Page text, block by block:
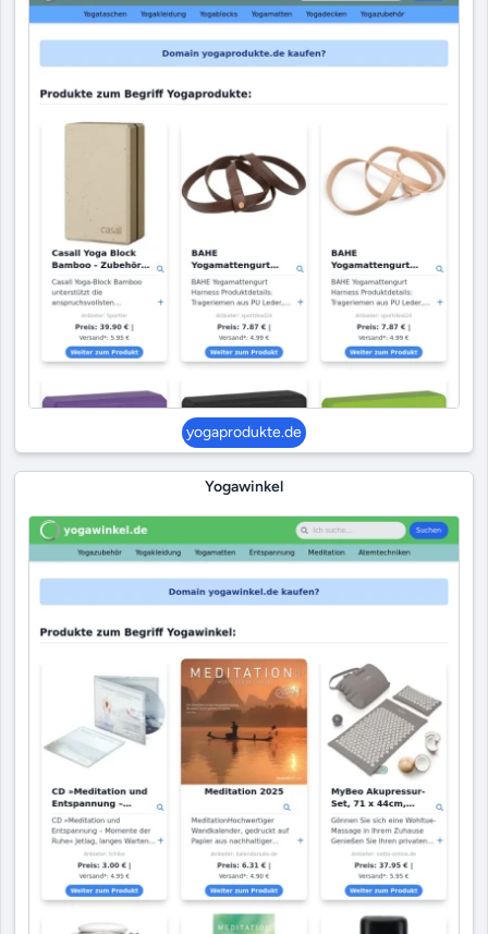
yogaprodukte.de
Yogawinkel